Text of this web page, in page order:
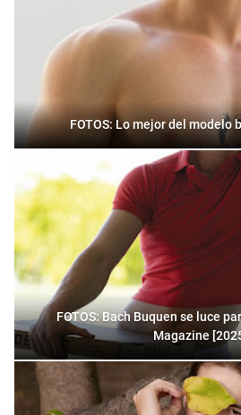
FOTOS: Lo mejor del modelo
FOTOS: Bach Buquen se luce
Magazine